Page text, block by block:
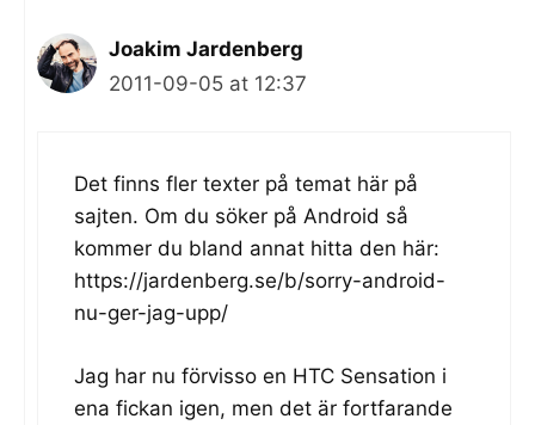
Joakim Jardenberg
2011-09-05 at 12:37
Det finns fler texter på temat här på
sajten. Om du söker på Android så
kommer du bland annat hitta den här:
https://jardenberg.se/b/sorry-android-
nu-ger-jag-upp/
Jag har nu förvisso en HTC Sensation i
ena fickan igen, men det är fortfarande